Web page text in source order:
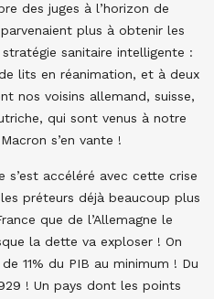
des juges à l’horizon de
plus à obtenir les
sanitaire intelligente :
lits en réanimation, et à deux
nos voisins allemand, suisse,
qui sont venus à notre
s’en vante !
s’est accéléré avec cette crise
préteurs déjà beaucoup plus
que de l’Allemagne le
la dette va exploser ! On
11% du PIB au minimum ! Du
! Un pays dont les points